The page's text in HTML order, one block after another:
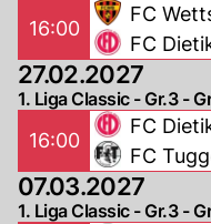
16:00
FC
FC
27.02.2027
1. Liga Classic - Gr.3 -
16:00
FC
FC
07.03.2027
1. Liga Classic - Gr.3 -